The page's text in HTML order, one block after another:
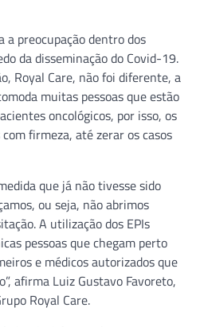
a preocupação dentro dos
da disseminação do Covid-19.
Royal Care, não foi diferente, a
muitas pessoas que estão
oncológicos, por isso, os
firmeza, até zerar os casos
que já não tivesse sido
ou seja, não abrimos
A utilização dos EPIs
pessoas que chegam perto
e médicos autorizados que
afirma Luiz Gustavo Favoreto,
Royal Care.